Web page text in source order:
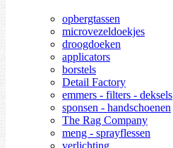
opbergtassen
microvezeldoekjes
droogdoeken
applicators
borstels
Detail Factory
emmers - filters - deksels
sponsen - handschoenen
The Rag Company
meng - sprayflessen
verlichting